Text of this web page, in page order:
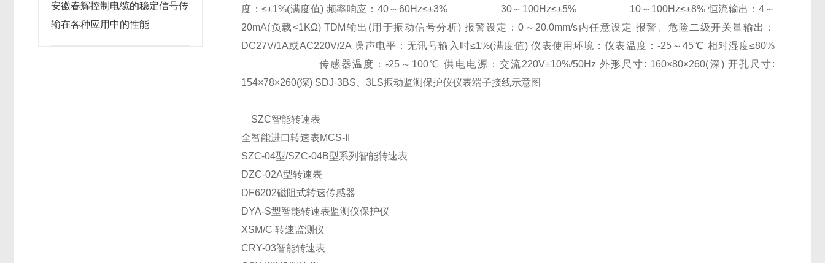
安徽春辉控制电缆的稳定信号传
输在各种应用中的性能
度：≤±1%(满度值) 频率响应：40～60Hz≤±3% 30～100Hz≤±5% 10～100Hz≤±8% 恒流输出：4～
20mA(负载<1KΩ) TDM输出(用于振动信号分析) 报警设定：0～20.0mm/s内任意设定 报警、危险二级开关量输出：
DC27V/1A或AC220V/2A 噪声电平：无讯号输入时≤1%(满度值) 仪表使用环境：仪表温度：-25～45℃ 相对湿度≤80%
传感器温度：-25～100℃ 供电电源：交流220V±10%/50Hz 外形尺寸: 160×80×260(深) 开孔尺寸:
154×78×260(深) SDJ-3BS、3LS振动监测保护仪仪表端子接线示意图
SZC智能转速表
全智能进口转速表MCS-II
SZC-04型/SZC-04B型系列智能转速表
DZC-02A型转速表
DF6202磁阻式转速传感器
DYA-S型智能转速表监测仪保护仪
XSM/C 转速监测仪
CRY-03智能转速表